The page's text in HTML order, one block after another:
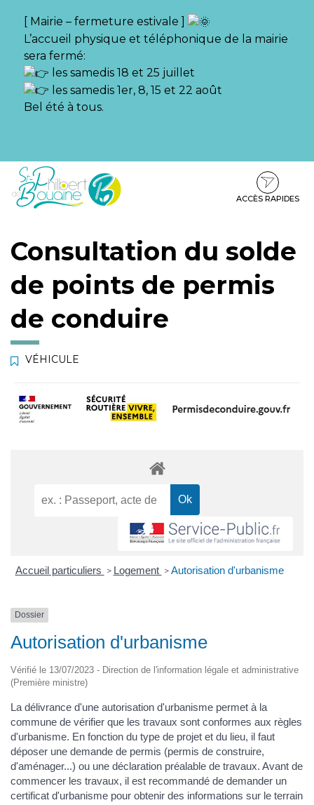
[ Mairie – fermeture estivale ]
L’accueil physique et téléphonique de la mairie
sera fermé:
les samedis 18 et 25 juillet
les samedis 1er, 8, 15 et 22 août
Bel été à tous.
Aller
Aller
contenu
Aller
pied
ACCÈS RAPIDES
Consultation du solde
de points de permis
de conduire
VÉHICULE
Accueil particuliers > Logement > Autorisation d'urbanisme
Dossier
Autorisation d'urbanisme
Vérifié le 13/07/2023 - Direction de l'information légale et administrative
(Première ministre)
La délivrance d'une autorisation d'urbanisme permet à la
commune de vérifier que les travaux sont conformes aux règles
d'urbanisme. En fonction du type de projet et du lieu, il faut
déposer une demande de permis (permis de construire,
d'aménager...) ou une déclaration préalable de travaux. Avant de
commencer les travaux, il est recommandé de demander un
certificat d'urbanisme pour obtenir des informations sur le terrain